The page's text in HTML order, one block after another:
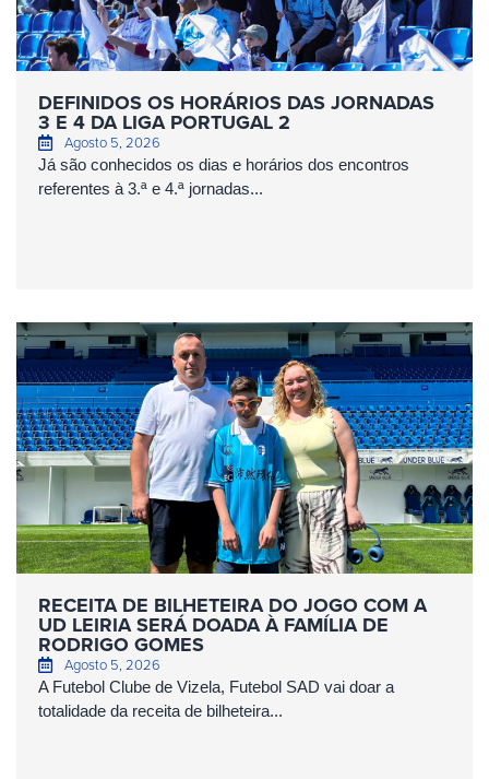
DEFINIDOS OS HORÁRIOS DAS JORNADAS
3 E 4 DA LIGA PORTUGAL 2
Agosto 5, 2026
Já são conhecidos os dias e horários dos encontros
referentes à 3.ª e 4.ª jornadas...
RECEITA DE BILHETEIRA DO JOGO COM A
UD LEIRIA SERÁ DOADA À FAMÍLIA DE
RODRIGO GOMES
Agosto 5, 2026
A Futebol Clube de Vizela, Futebol SAD vai doar a
totalidade da receita de bilheteira...